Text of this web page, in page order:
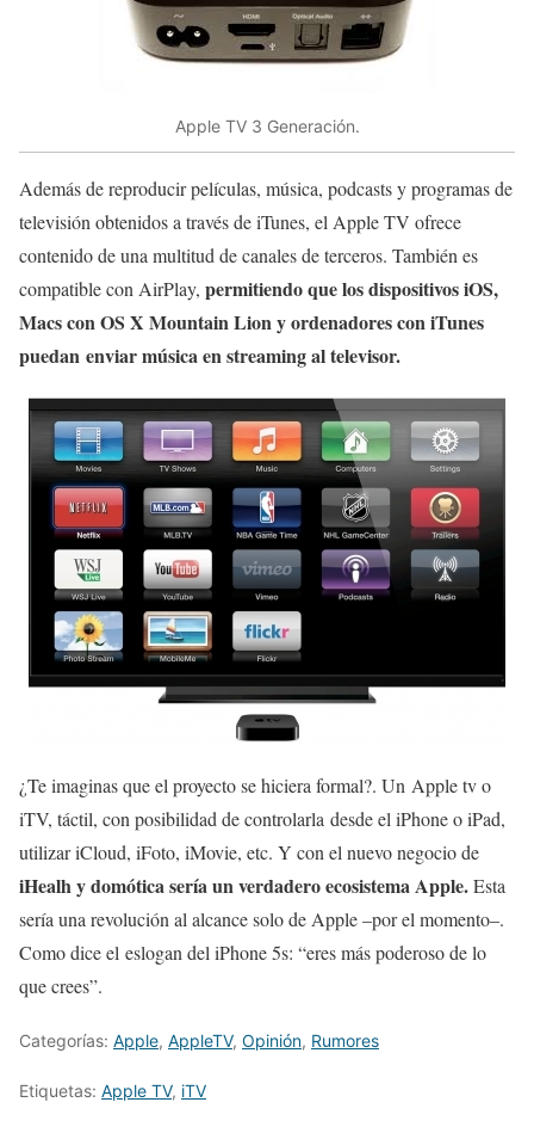
Apple TV 3 Generación.
Además de reproducir películas, música, podcasts y programas de
televisión obtenidos a través de iTunes, el Apple TV ofrece
contenido de una multitud de canales de terceros. También es
compatible con AirPlay, permitiendo que los dispositivos iOS,
Macs con OS X Mountain Lion y ordenadores con iTunes
puedan enviar música en streaming al televisor.
¿Te imaginas que el proyecto se hiciera formal?. Un Apple tv o
iTV, táctil, con posibilidad de controlarla desde el iPhone o iPad,
utilizar iCloud, iFoto, iMovie, etc. Y con el nuevo negocio de
iHealh y domótica sería un verdadero ecosistema Apple.Esta
sería una revolución al alcance solo de Apple –por el momento–.
Como dice el eslogan del iPhone 5s: “eres más poderoso de lo
que crees”.
Categorías: Apple, AppleTV, Opinión, Rumores
Etiquetas: Apple TV, iTV